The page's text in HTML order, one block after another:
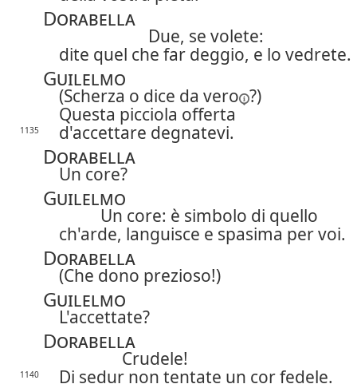
Dorabella
Due, se volete:
dite quel che far deggio, e lo vedrete.
Guilelmo
(Scherza o dice da vero ?)
Questa picciola offerta
1135 d'accettare degnatevi.
Dorabella
Un core?
Guilelmo
Un core: è simbolo di quello
ch'arde, languisce e spasima per voi.
Dorabella
(Che dono prezioso!)
Guilelmo
L'accettate?
Dorabella
Crudele!
1140 Di sedur non tentate un cor fedele.